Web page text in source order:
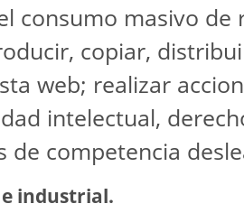
consumo masivo
copiar,
web; realizar
intelectual,
de competencia
industrial.